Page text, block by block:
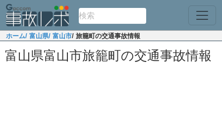
ホーム/ 富山県/ 富山市/ 旅籠町の交通事故情報
富山県富山市旅籠町の交通事故情報